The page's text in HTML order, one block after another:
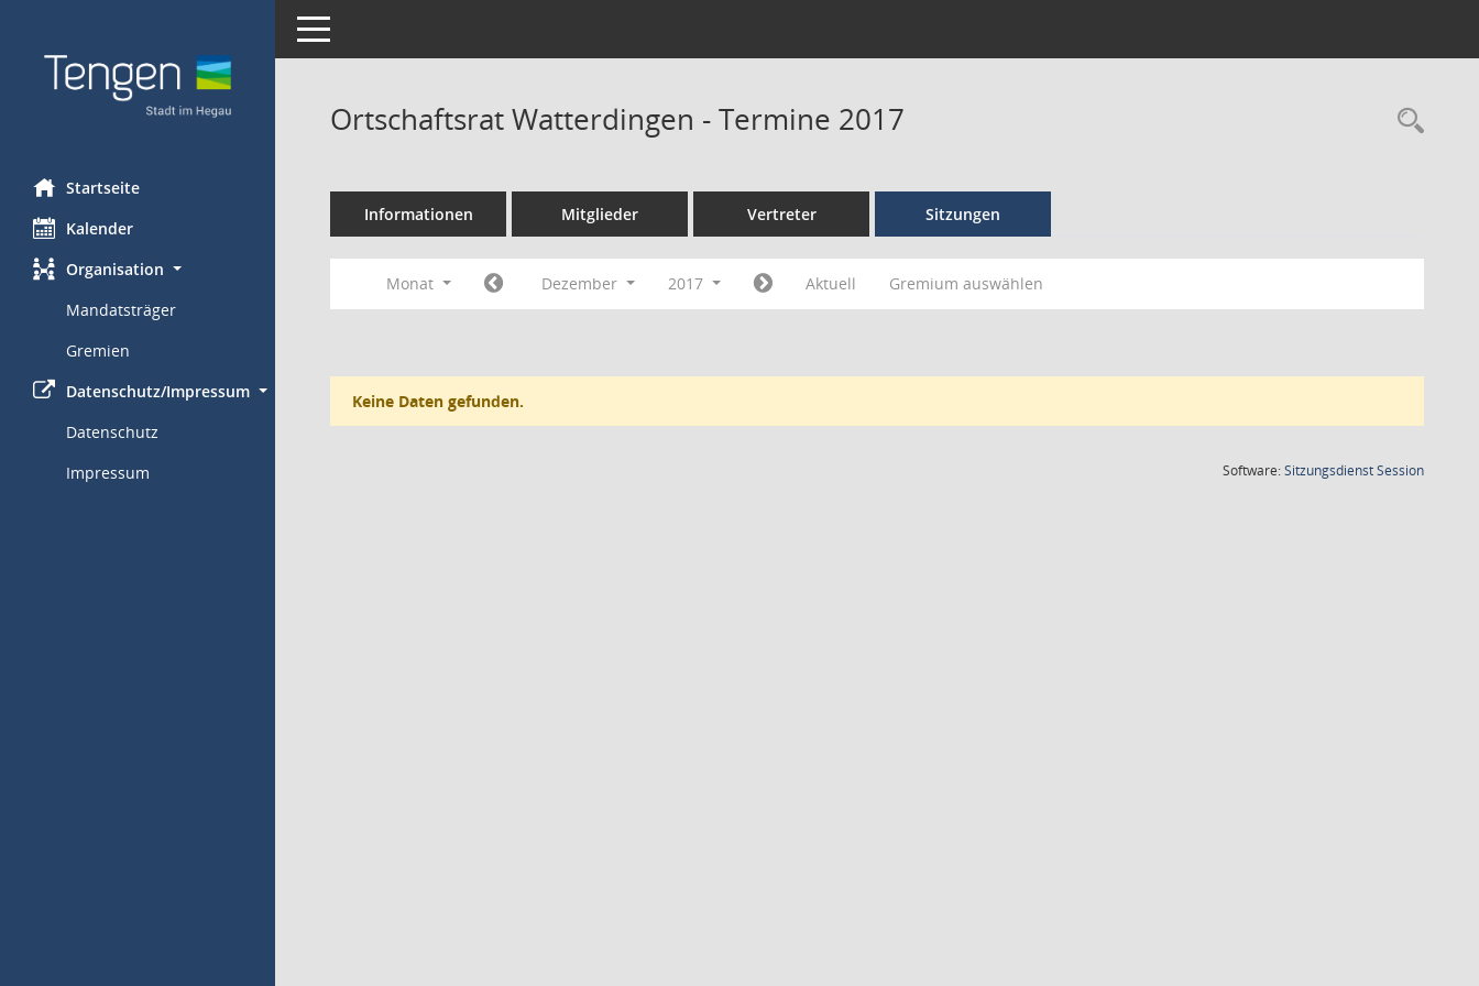
Startseite
Kalender
Organisation
Mandatsträger
Gremien
Datenschutz/Impressum
Datenschutz
Impressum
Toggle navigation
Ortschaftsrat Watterdingen - Termine 2017
Informationen Mitglieder Vertreter Sitzungen
Monat Dezember 2017 Aktuell Gremium auswählen
Keine Daten gefunden.
Software:SitzungsdienstSession(Wird in